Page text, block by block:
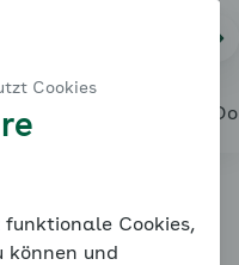
Meine
Sie beginnen
Cookies
Cookies,
können und